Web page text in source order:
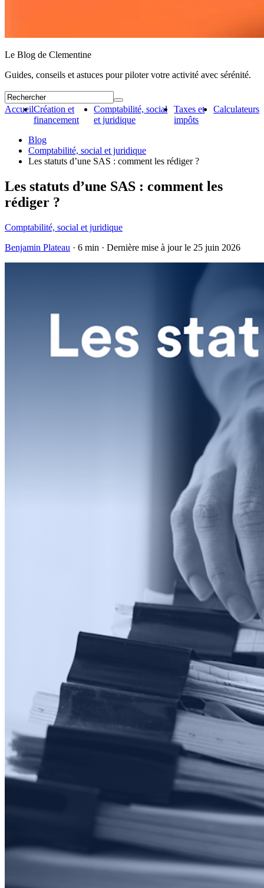
Le Blog de Clementine
Guides, conseils et astuces pour piloter votre activité avec sérénité.
AccueilCréation et
financement
Comptabilité, social
et juridique
Taxes et
impôts
Calculateurs
Blog
Comptabilité, social et juridique
Les statuts d’une SAS : comment les rédiger ?
Les statuts d’une SAS : comment les
rédiger ?
Comptabilité, social et juridique
Benjamin Plateau · 6 min · Dernière mise à jour le 25 juin 2026